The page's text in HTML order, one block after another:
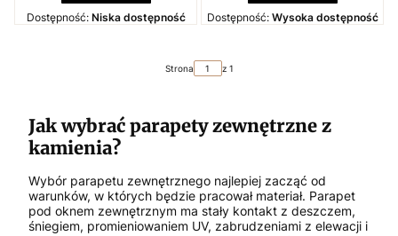
Dostępność: Niska dostępność Dostępność: Wysoka dostępność
Strona z 1
Jak wybrać parapety zewnętrzne z
kamienia?
Wybór parapetu zewnętrznego najlepiej zacząć od
warunków, w których będzie pracował materiał. Parapet
pod oknem zewnętrznym ma stały kontakt z deszczem,
śniegiem, promieniowaniem UV, zabrudzeniami z elewacji i